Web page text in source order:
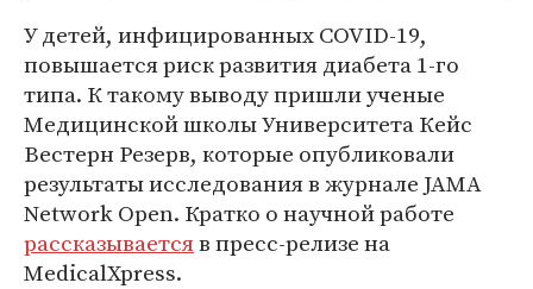
У детей, инфицированных COVID-19,
повышается риск развития диабета 1-го
типа. К такому выводу пришли ученые
Медицинской школы Университета Кейс
Вестерн Резерв, которые опубликовали
результаты исследования в журнале JAMA
Network Open. Кратко о научной работе
рассказываетсяв пресс-релизе на
MedicalXpress.